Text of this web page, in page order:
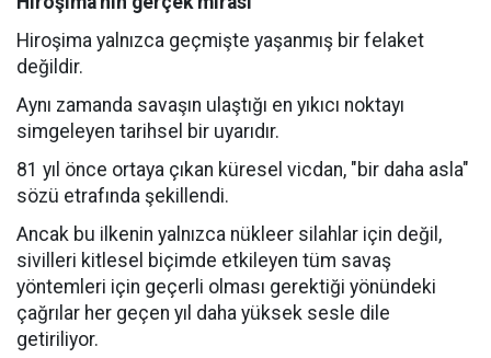
Hiroşima yalnızca geçmişte yaşanmış bir felaket
değildir.
Aynı zamanda savaşın ulaştığı en yıkıcı noktayı
simgeleyen tarihsel bir uyarıdır.
81 yıl önce ortaya çıkan küresel vicdan, "bir daha asla"
sözü etrafında şekillendi.
Ancak bu ilkenin yalnızca nükleer silahlar için değil,
sivilleri kitlesel biçimde etkileyen tüm savaş
yöntemleri için geçerli olması gerektiği yönündeki
çağrılar her geçen yıl daha yüksek sesle dile
getiriliyor.